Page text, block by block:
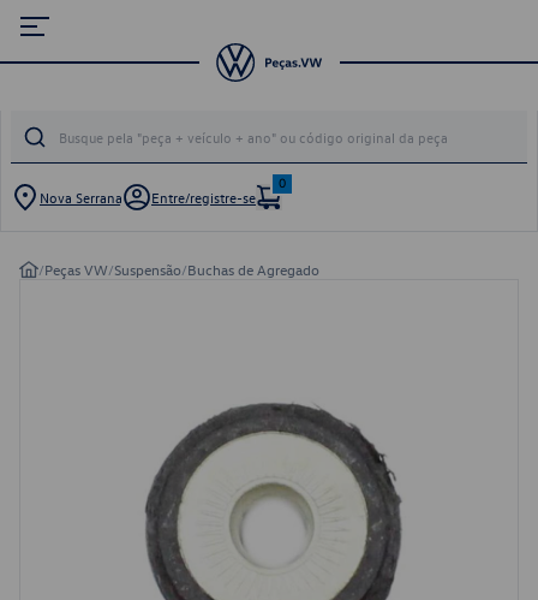
Nova Serrana Entre/registre-se
0
/Peças VW/Suspensão/Buchas de Agregado